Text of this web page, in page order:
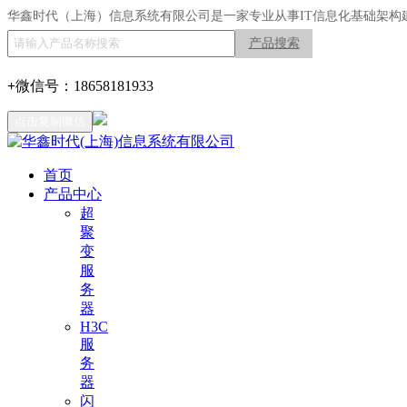
华鑫时代（上海）信息系统有限公司是一家专业从事IT信息化基础架构
产品搜索
+微信号： 18658181933
首页
产品中心
超
聚
变
服
务
器
H3C
服
务
器
闪